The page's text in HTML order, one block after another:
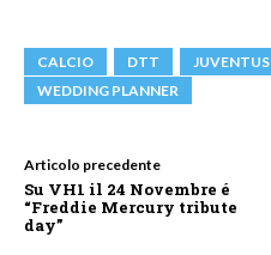
CALCIO DTT JUVENTUS
WEDDING PLANNER
Articolo precedente
Su VH1 il 24 Novembre é
“Freddie Mercury tribute
day”